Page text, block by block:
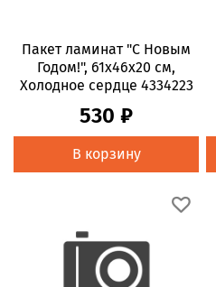
Пакет ламинат "С Новым
Годом!", 61х46х20 см,
Холодное сердце 4334223
530 ₽
В корзину